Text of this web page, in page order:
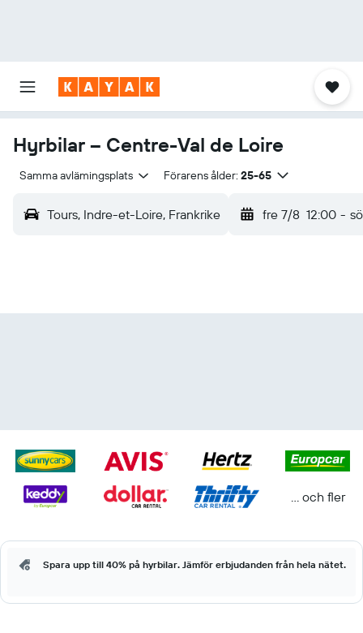
Hyrbilar – Centre-Val de Loire
Samma avlämingsplats Förarens ålder: 25-65
Tours, Indre-et-Loire, Frankrike fre 7/8 12:00 -
... och fler
Spara upp till 40% på hyrbilar. Jämför erbjudanden från hela nätet.